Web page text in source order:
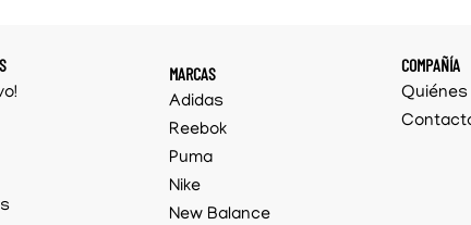
MARCAS
Adidas
Reebok
Puma
Nike
New Balance
COMPAÑÍA